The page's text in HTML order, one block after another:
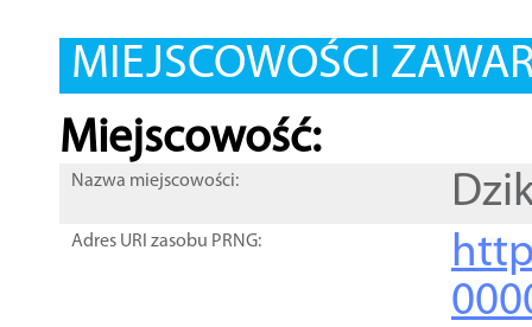
MIEJSCOWOŚCI
Miejscowość:
Nazwa miejscowości:
Adres URI zasobu PRNG: